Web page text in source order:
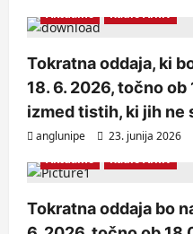
Aktualno
Radio Arhiv
Tokratna oddaja, ki
18. 6. 2026, točno
izmed tistih, ki jih ne
anglunipe 23. junija 2026
Aktualno
Radio Arhiv
Tokratna oddaja bo